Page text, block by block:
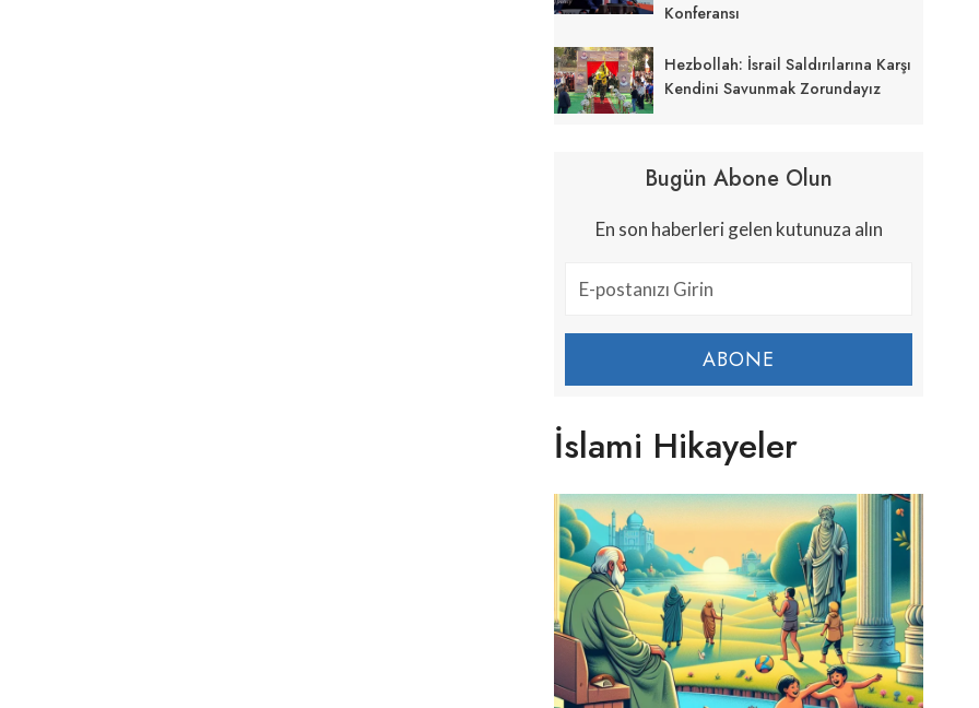
Konferansı
Hezbollah: İsrail Saldırılarına Karşı
Kendini Savunmak Zorundayız
Bugün Abone Olun
En son haberleri gelen kutunuza alın
ABONE
İslami Hikayeler